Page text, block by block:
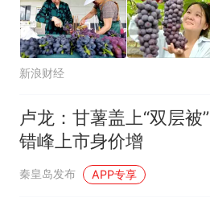
新浪财经
卢龙：甘薯盖上“双层被”
错峰上市身价增
秦皇岛发布 APP专享